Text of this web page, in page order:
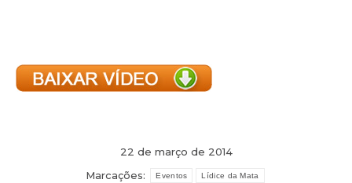
22 de março de 2014
Marcações:
Eventos Lídice da Mata